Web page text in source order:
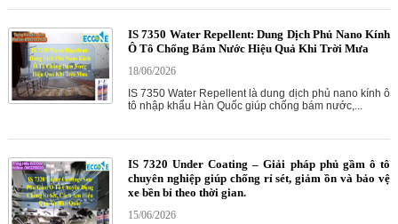
IS 7350 Water Repellent: Dung Dịch Phủ Nano Kính
Ô Tô Chống Bám Nước Hiệu Quả Khi Trời Mưa
18/06/2026
IS 7350 Water Repellent là dung dịch phủ nano kính ô
tô nhập khẩu Hàn Quốc giúp chống bám nước,...
IS 7320 Under Coating – Giải pháp phủ gầm ô tô
chuyên nghiệp giúp chống rỉ sét, giảm ồn và bảo vệ
xe bền bỉ theo thời gian.
15/06/2026